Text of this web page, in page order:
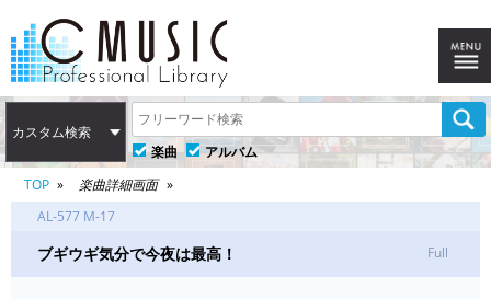
カスタム検索
楽曲
アルバム
TOP
楽曲詳細画面
AL-577 M-17
ブギウギ気分で今夜は最高！ Full